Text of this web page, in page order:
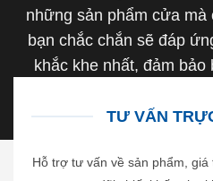
những sản phẩm cửa
bạn chắc chắn sẽ đáp
khắc khe nhất, đảm bảo
TƯ VẤN
Hỗ trợ tư vấn về sản phẩm,